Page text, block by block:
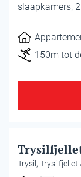
slaapkamers, 2
150m tot
Huisje
Trysil, Trysilfjellet